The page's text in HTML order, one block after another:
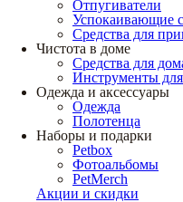
Отпугиватели
Успокаивающие
Средства для
Чистота в доме
Средства для
Инструменты
Одежда и аксессуары
Одежда
Полотенца
Наборы и подарки
Petbox
Фотоальбомы
PetMerch
Акции и скидки